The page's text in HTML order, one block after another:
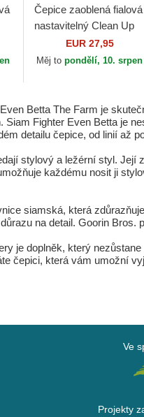
Čepice zaoblená fialová
nastavitelný Clean Up
Iris New York Yankees
MLB 47 Brand
EUR 27,95
Měj topondělí, 10. srpen
Betta The Farm je
Fighter Even Betta je
detailu čepice, od linií až
stylový a ležérní styl.
každému nosit ji
siamská, která
na detail. Goorin
je doplněk, který
čepici, která vám umožní
Ve
Projekty